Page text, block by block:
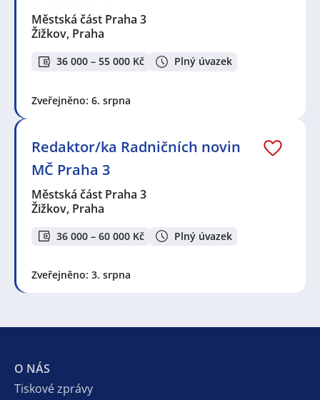
Městská část Praha 3
Žižkov, Praha
36 000 – 55 000 Kč Plný úvazek
Zveřejněno: 6. srpna
Redaktor/ka Radničních novin
MČ Praha 3
Městská část Praha 3
Žižkov, Praha
36 000 – 60 000 Kč Plný úvazek
Zveřejněno: 3. srpna
O NÁS
Tiskové zprávy